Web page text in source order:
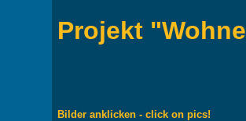
Projekt
Bilder anklicken - click on pics!